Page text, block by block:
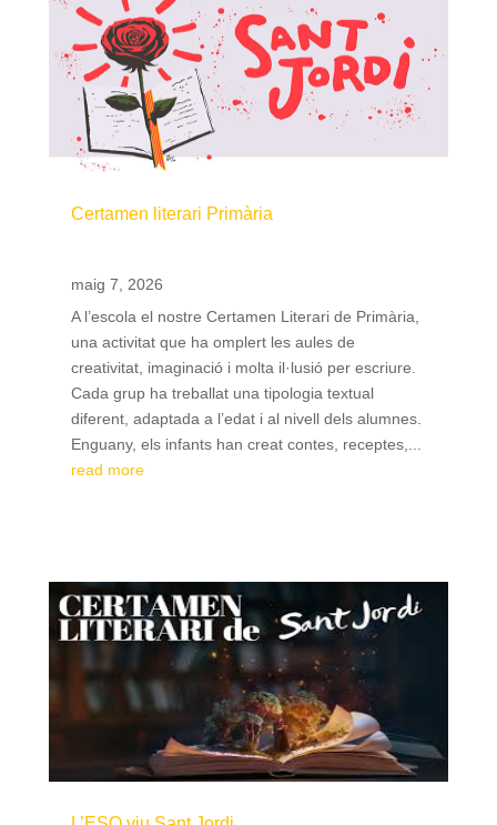
Certamen literari Primària
maig 7, 2026
A l’escola el nostre Certamen Literari de Primària,
una activitat que ha omplert les aules de
creativitat, imaginació i molta il·lusió per escriure.
Cada grup ha treballat una tipologia textual
diferent, adaptada a l’edat i al nivell dels alumnes.
Enguany, els infants han creat contes, receptes,...
read more